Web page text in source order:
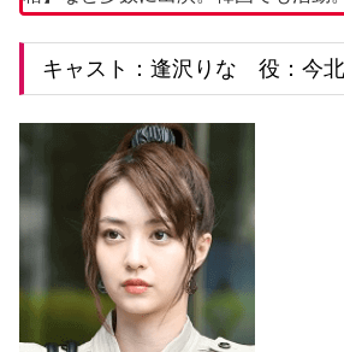
キャスト：逢沢りな 役：今